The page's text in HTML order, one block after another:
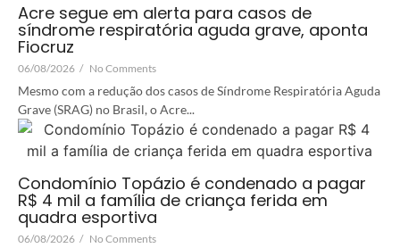
Acre segue em alerta para casos de
síndrome respiratória aguda grave, aponta
Fiocruz
06/08/2026 / No Comments
Mesmo com a redução dos casos de Síndrome Respiratória Aguda
Grave (SRAG) no Brasil, o Acre...
Condomínio Topázio é condenado a pagar
R$ 4 mil a família de criança ferida em
quadra esportiva
06/08/2026 / No Comments